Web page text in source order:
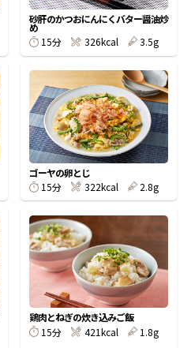
鰹節屋の
だしパック
砂肝のかつおにんにくバター醤油炒
め
15分
326kcal 3.5g
ゴーヤの卵とじ
15分
322kcal 2.8g
鶏肉とねぎの炊き込みご飯
15分
421kcal 1.8g